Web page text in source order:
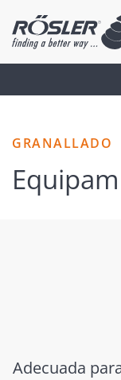
GRANALLADO
Adecuada